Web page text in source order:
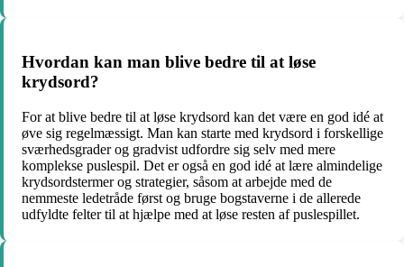
Hvordan kan man blive bedre til at løse
krydsord?
For at blive bedre til at løse krydsord kan det være en god idé at
øve sig regelmæssigt. Man kan starte med krydsord i forskellige
sværhedsgrader og gradvist udfordre sig selv med mere
komplekse puslespil. Det er også en god idé at lære almindelige
krydsordstermer og strategier, såsom at arbejde med de
nemmeste ledetråde først og bruge bogstaverne i de allerede
udfyldte felter til at hjælpe med at løse resten af puslespillet.